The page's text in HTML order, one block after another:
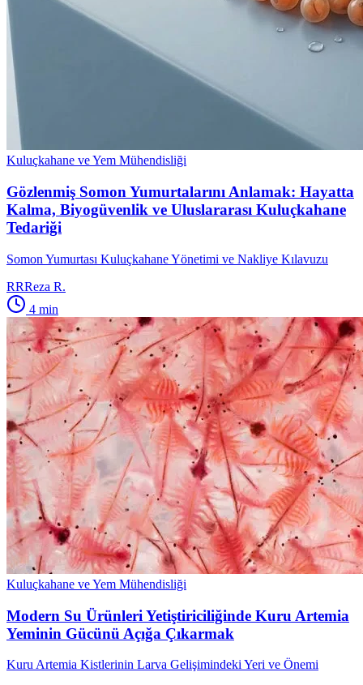
Kuluçkahane ve Yem Mühendisliği
Gözlenmiş Somon Yumurtalarını Anlamak: Hayatta
Kalma, Biyogüvenlik ve Uluslararası Kuluçkahane
Tedariği
Somon Yumurtası Kuluçkahane Yönetimi ve Nakliye Kılavuzu
RRReza R.
4 min
Kuluçkahane ve Yem Mühendisliği
Modern Su Ürünleri Yetiştiriciliğinde Kuru Artemia
Yeminin Gücünü Açığa Çıkarmak
Kuru Artemia Kistlerinin Larva Gelişimindeki Yeri ve Önemi